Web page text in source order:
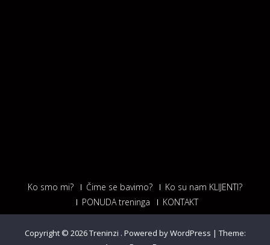
Ko smo mi? Čime se bavimo?
Ko su nam KLIJENTI?
PONUDA treninga
KONTAKT
Copyright © 2026Treninzi . Powered by WordPress | Theme: